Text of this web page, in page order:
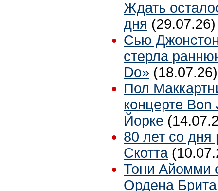
Ждать
дня (29.07.26)
Сью
стерла
Do» (18.07.26)
Пол
концерте
Йорке
80 лет со
Скотта
Тони Айомми
Ордена